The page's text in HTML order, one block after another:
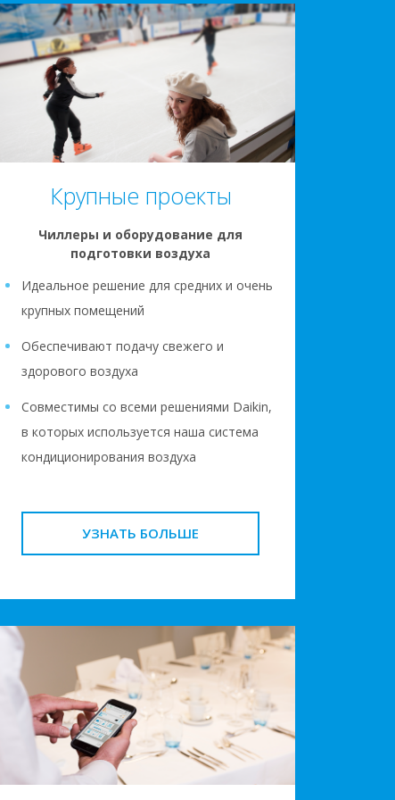
Крупные проекты
Чиллеры и оборудование для
подготовки воздуха
Идеальное решение для средних и очень
крупных помещений
Обеспечивают подачу свежего и
здорового воздуха
Совместимы со всеми решениями Daikin,
в которых используется наша система
кондиционирования воздуха
УЗНАТЬ БОЛЬШЕ